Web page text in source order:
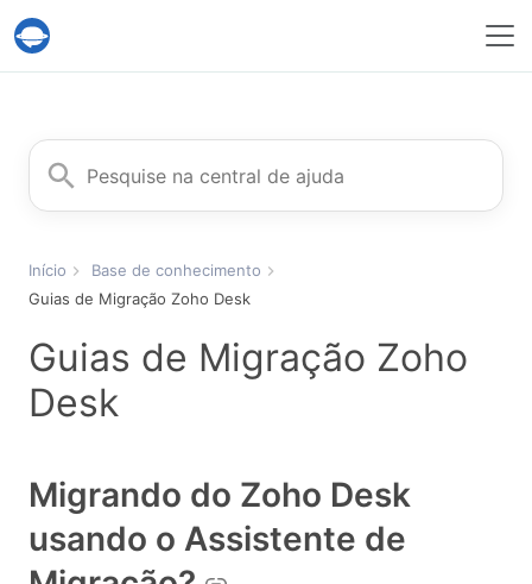
Serviço Help Desk Migration
Procurar
Início
Base de conhecimento
Guias de Migração Zoho Desk
Guias de Migração Zoho
Desk
Migrando do Zoho Desk
usando o Assistente de